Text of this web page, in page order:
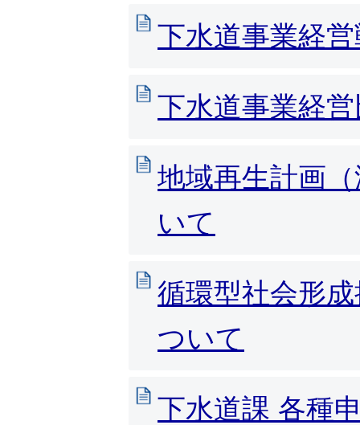
下水道事業経
下水道事業経
地域再生計画
いて
循環型社会形
ついて
下水道課 各種